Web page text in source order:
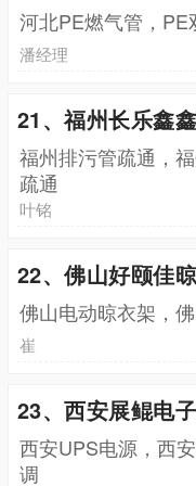
河北PE燃气管，
潘经理
21、福州长乐鑫
福州排污管疏通，
疏通
叶铭
22、佛山好颐佳
佛山电动晾衣架，
崔
23、西安展鲲电
西安UPS电源，西
调